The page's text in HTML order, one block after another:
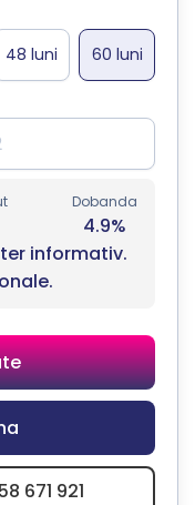
Dobanda
4.9%
informativ.
671 921